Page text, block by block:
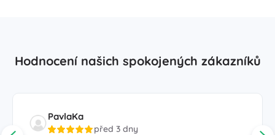
Hodnocení našich spokojených zákazníků
PavlaKa
před 3 dny